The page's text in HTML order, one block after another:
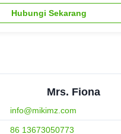
CE
Hubungi Sekarang
Mrs. Fiona
info@mikimz.com
86 13673050773